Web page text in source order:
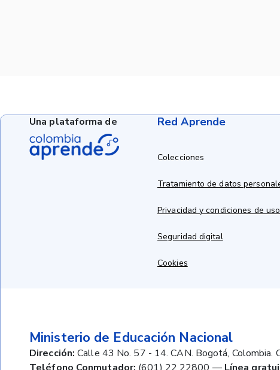
Red Aprende
Colecciones
Tratamiento de datos
Privacidad y condiciones de uso
Seguridad digital
Cookies
Ministerio de Educación Nacional
Dirección: Calle 43 No. 57 - 14. CAN. Bogotá, Colombia.
Una plataforma de